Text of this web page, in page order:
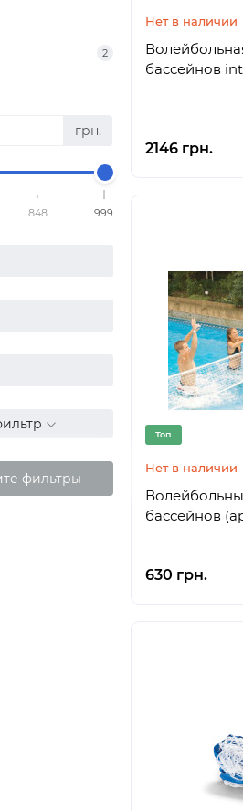
2
грн.
848 999
фильтры
Нет в наличии
бассейнов
2146 грн.
Топ
Нет в наличии
630 грн.